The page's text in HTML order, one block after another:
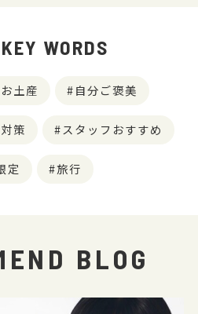
WORDS
お土産 自分ご褒美
策 スタッフおすすめ
定 旅行
BLOG